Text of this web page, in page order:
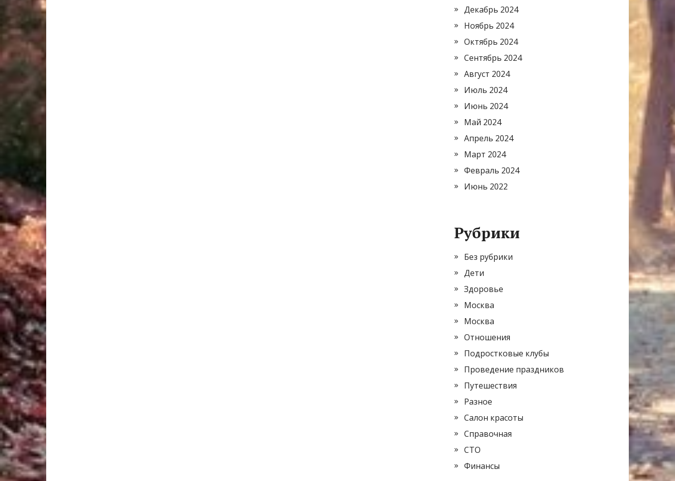
Декабрь 2024
Ноябрь 2024
Октябрь 2024
Сентябрь 2024
Август 2024
Июль 2024
Июнь 2024
Май 2024
Апрель 2024
Март 2024
Февраль 2024
Июнь 2022
Рубрики
Без рубрики
Дети
Здоровье
Москва
Москва
Отношения
Подростковые клубы
Проведение праздников
Путешествия
Разное
Салон красоты
Справочная
СТО
Финансы